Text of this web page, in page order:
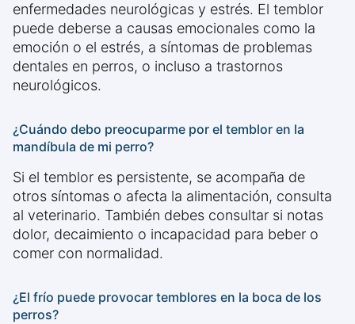
enfermedades neurológicas y estrés. El temblor
puede deberse a causas emocionales como la
emoción o el estrés, a síntomas de problemas
dentales en perros, o incluso a trastornos
neurológicos.
¿Cuándo debo preocuparme por el temblor en la
mandíbula de mi perro?
Si el temblor es persistente, se acompaña de
otros síntomas o afecta la alimentación, consulta
al veterinario. También debes consultar si notas
dolor, decaimiento o incapacidad para beber o
comer con normalidad.
¿El frío puede provocar temblores en la boca de los
perros?